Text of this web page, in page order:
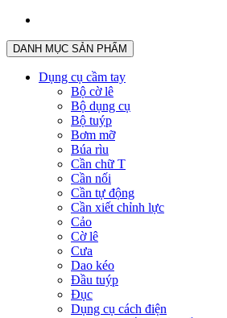
DANH MỤC SẢN PHẨM
Dụng cụ cầm tay
Bộ cờ lê
Bộ dụng cụ
Bộ tuýp
Bơm mỡ
Búa rìu
Cần chữ T
Cần nối
Cần tự động
Cần xiết chỉnh lực
Cảo
Cờ lê
Cưa
Dao kéo
Đầu tuýp
Đục
Dụng cụ cách điện